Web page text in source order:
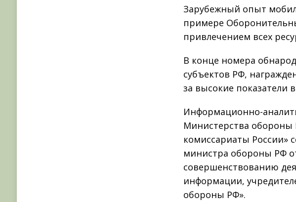
Зарубежный опыт
примере
привлечением всех
В конце номера
субъектов РФ,
за высокие показатели
Информационно-
Министерства обороны
комиссариаты России»
министра обороны РФ
совершенствованию
информации,
обороны РФ».